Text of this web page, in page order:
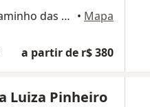
Av. Tancredo Neves 1632 Caminho das Árvores - Torre Norte, sala 1217 (12º andar), Salvador • Mapa
a partir de r$ 380
Luiza Pinheiro